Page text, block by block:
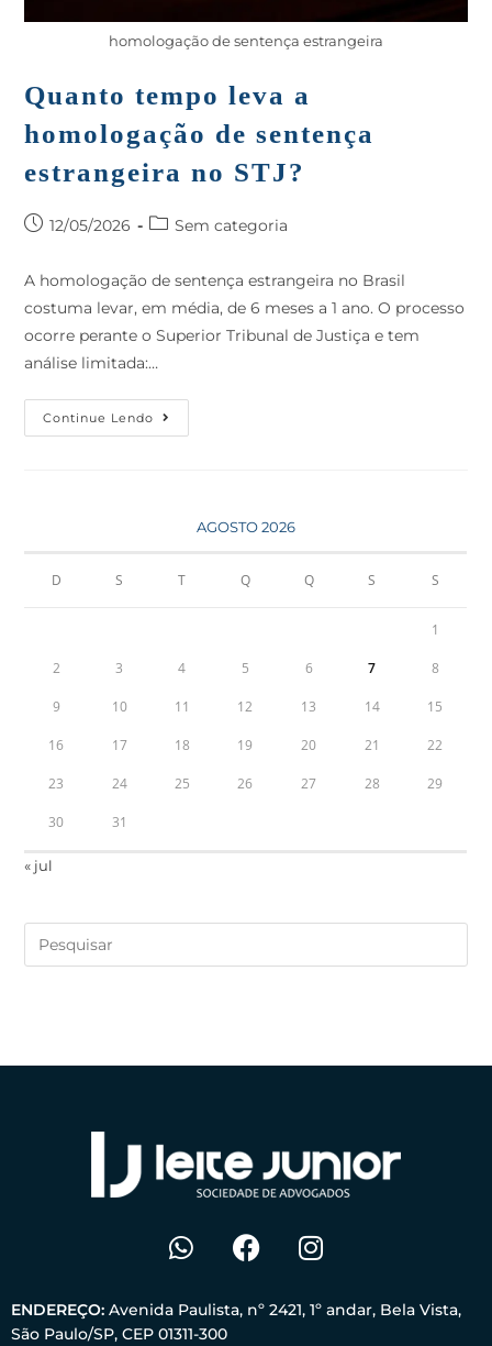
homologação de sentença estrangeira
Quanto tempo leva a
homologação de sentença
estrangeira no STJ?
12/05/2026 Sem categoria
A homologação de sentença estrangeira no Brasil
costuma levar, em média, de 6 meses a 1 ano. O processo
ocorre perante o Superior Tribunal de Justiça e tem
análise limitada:…
Continue Lendo
AGOSTO 2026
D S T Q Q S S
1
2 3 4 5 6 7 8
9 10 11 12 13 14 15
16 17 18 19 20 21 22
23 24 25 26 27 28 29
30 31
« jul
ENDEREÇO: Avenida Paulista, nº 2421, 1º andar, Bela Vista,
São Paulo/SP, CEP 01311-300